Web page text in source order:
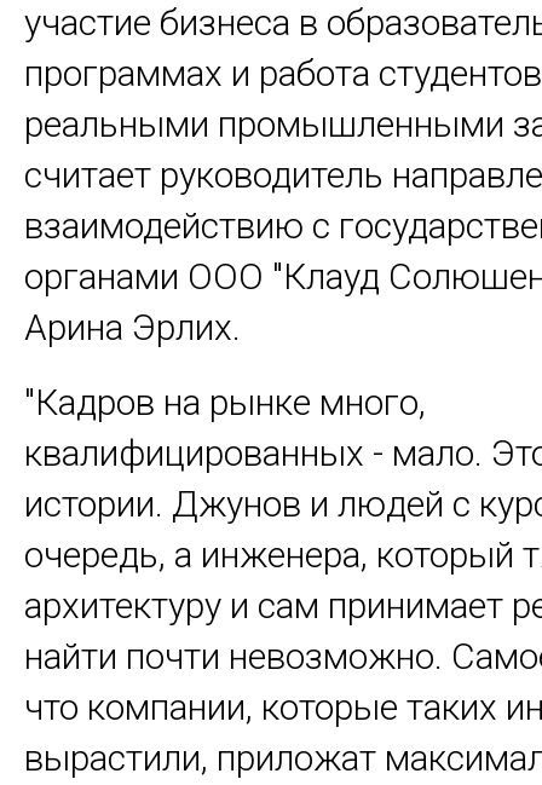
участие бизнеса в
программах и работа
реальными промышленными
считает руководитель
взаимодействию с
органами ООО "Клауд
Арина Эрлих.
"Кадров на рынке много,
квалифицированных - мало.
истории. Джунов и людей с
очередь, а инженера, который
архитектуру и сам принимает
найти почти невозможно.
что компании, которые таких
вырастили, приложат